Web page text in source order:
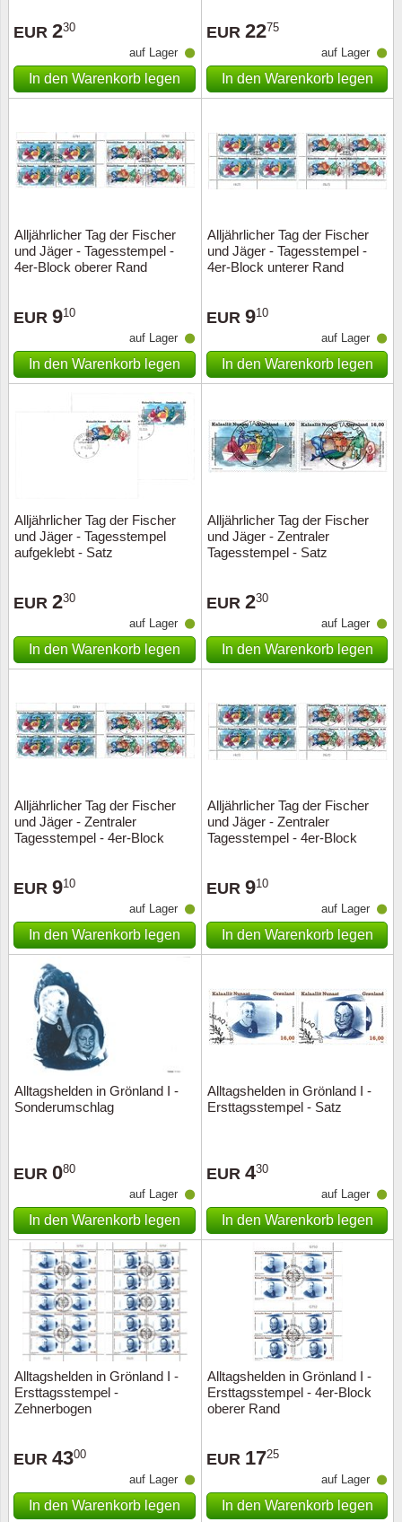
EUR 230
auf Lager
In den Warenkorb legen
EUR 2275
auf Lager
In den Warenkorb legen
Alljährlicher Tag der Fischer
und Jäger - Tagesstempel -
4er-Block oberer Rand
EUR 910
auf Lager
In den Warenkorb legen
Alljährlicher Tag der Fischer
und Jäger - Tagesstempel -
4er-Block unterer Rand
EUR 910
auf Lager
In den Warenkorb legen
Alljährlicher Tag der Fischer
und Jäger - Tagesstempel
aufgeklebt - Satz
EUR 230
auf Lager
In den Warenkorb legen
Alljährlicher Tag der Fischer
und Jäger - Zentraler
Tagesstempel - Satz
EUR 230
auf Lager
In den Warenkorb legen
Alljährlicher Tag der Fischer
und Jäger - Zentraler
Tagesstempel - 4er-Block
EUR 910
auf Lager
In den Warenkorb legen
Alljährlicher Tag der Fischer
und Jäger - Zentraler
Tagesstempel - 4er-Block
EUR 910
auf Lager
In den Warenkorb legen
Alltagshelden in Grönland I -
Sonderumschlag
EUR 080
auf Lager
In den Warenkorb legen
Alltagshelden in Grönland I -
Ersttagsstempel - Satz
EUR 430
auf Lager
In den Warenkorb legen
Alltagshelden in Grönland I -
Ersttagsstempel -
Zehnerbogen
EUR 4300
auf Lager
In den Warenkorb legen
Alltagshelden in Grönland I -
Ersttagsstempel - 4er-Block
oberer Rand
EUR 1725
auf Lager
In den Warenkorb legen
Sondermappen
Weihnachtsaufhänger
Andere Sammlerstücke
Anderes Zubehör